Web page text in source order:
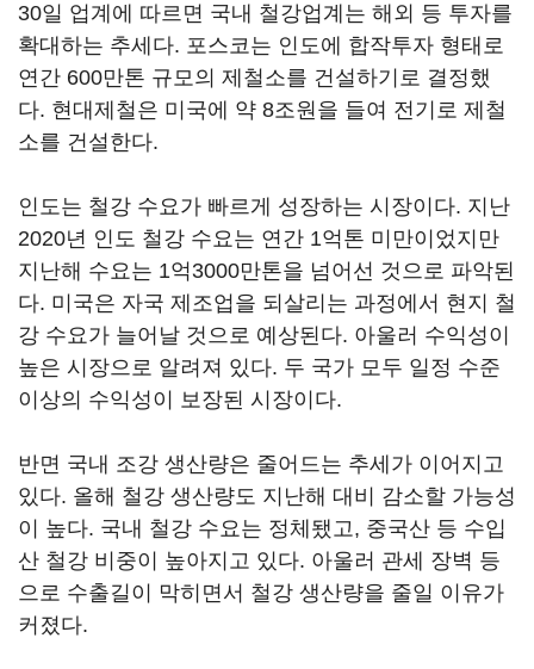
30일 업계에 따르면 국내 철강업계는 해외 등 투자를
확대하는 추세다. 포스코는 인도에 합작투자 형태로
연간 600만톤 규모의 제철소를 건설하기로 결정했
다. 현대제철은 미국에 약 8조원을 들여 전기로 제철
소를 건설한다.
인도는 철강 수요가 빠르게 성장하는 시장이다. 지난
2020년 인도 철강 수요는 연간 1억톤 미만이었지만
지난해 수요는 1억3000만톤을 넘어선 것으로 파악된
다. 미국은 자국 제조업을 되살리는 과정에서 현지 철
강 수요가 늘어날 것으로 예상된다. 아울러 수익성이
높은 시장으로 알려져 있다. 두 국가 모두 일정 수준
이상의 수익성이 보장된 시장이다.
반면 국내 조강 생산량은 줄어드는 추세가 이어지고
있다. 올해 철강 생산량도 지난해 대비 감소할 가능성
이 높다. 국내 철강 수요는 정체됐고, 중국산 등 수입
산 철강 비중이 높아지고 있다. 아울러 관세 장벽 등
으로 수출길이 막히면서 철강 생산량을 줄일 이유가
커졌다.